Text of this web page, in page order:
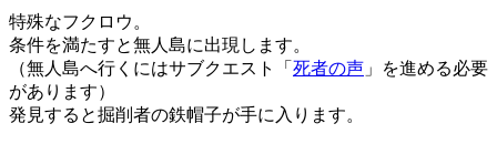
特殊なフクロウ。
条件を満たすと無人島に出現します。
（無人島へ行くにはサブクエスト「 死者の声 」を進める必要
があります）
発見すると掘削者の鉄帽子が手に入ります。